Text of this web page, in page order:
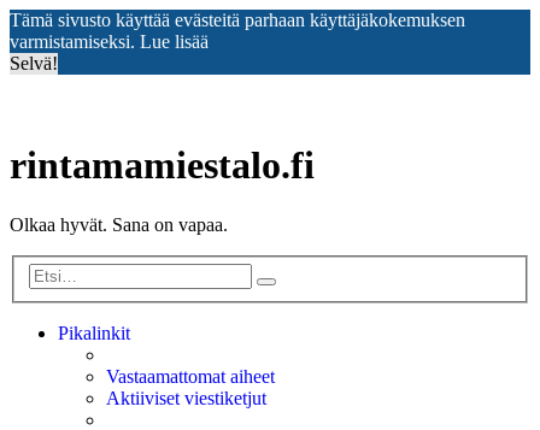
Tämä sivusto käyttää evästeitä parhaan käyttäjäkokemuksen
varmistamiseksi. Lue lisää
Selvä!
rintamamiestalo.fi
Olkaa hyvät. Sana on vapaa.
Etsi
Pikalinkit
Vastaamattomat aiheet
Aktiiviset viestiketjut